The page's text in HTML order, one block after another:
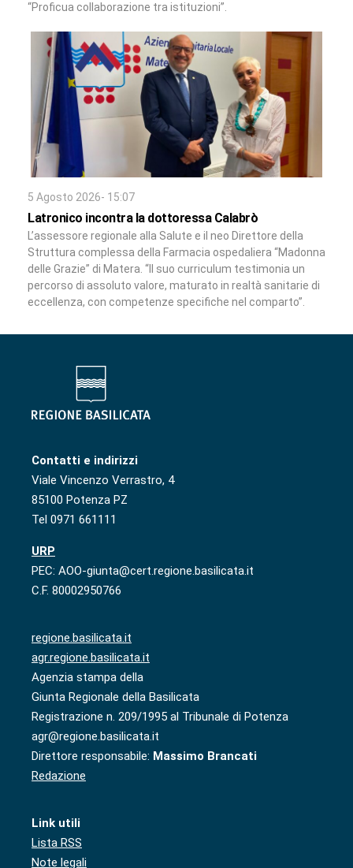
“Proficua collaborazione tra istituzioni”.
5 Agosto 2026- 15:07
Latronico incontra la dottoressa Calabrò
L’assessore regionale alla Salute e il neo Direttore della
Struttura complessa della Farmacia ospedaliera “Madonna
delle Grazie” di Matera. “Il suo curriculum testimonia un
percorso di assoluto valore, maturato in realtà sanitarie di
eccellenza, con competenze specifiche nel comparto”.
Contatti e indirizzi
Viale Vincenzo Verrastro, 4
85100 Potenza PZ
Tel 0971 661111
URP
PEC: AOO-giunta@cert.regione.basilicata.it
C.F. 80002950766
regione.basilicata.it
agr.regione.basilicata.it
Agenzia stampa della
Giunta Regionale della Basilicata
Registrazione n. 209/1995 al Tribunale di Potenza
agr@regione.basilicata.it
Direttore responsabile: Massimo Brancati
Redazione
Link utili
Lista RSS
Note legali